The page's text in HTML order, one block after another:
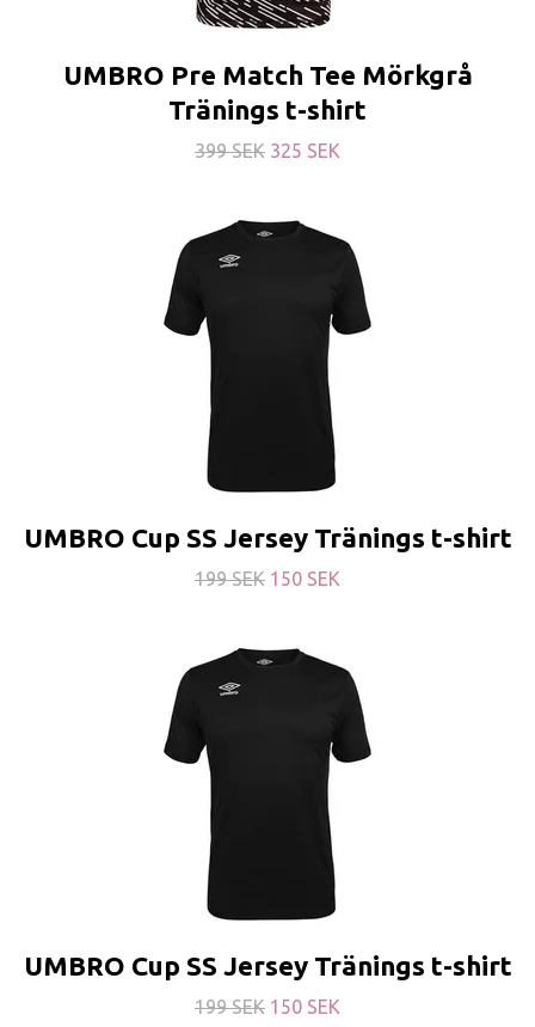
UMBRO Pre Match Tee Mörkgrå
Tränings t-shirt
399 SEK 325 SEK
UMBRO Cup SS Jersey Tränings t-shirt
199 SEK 150 SEK
UMBRO Cup SS Jersey Tränings t-shirt
199 SEK 150 SEK